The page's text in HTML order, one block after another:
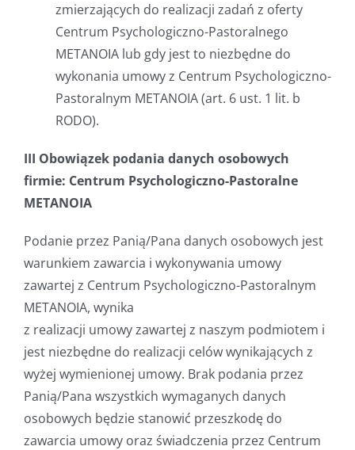
zmierzających do realizacji zadań z oferty
Centrum Psychologiczno-Pastoralnego
METANOIA lub gdy jest to niezbędne do
wykonania umowy z Centrum Psychologiczno-
Pastoralnym METANOIA (art. 6 ust. 1 lit. b
RODO).
III Obowiązek podania danych osobowych
firmie: Centrum Psychologiczno-Pastoralne
METANOIA
Podanie przez Panią/Pana danych osobowych jest
warunkiem zawarcia i wykonywania umowy
zawartej z Centrum Psychologiczno-Pastoralnym
METANOIA, wynika
z realizacji umowy zawartej z naszym podmiotem i
jest niezbędne do realizacji celów wynikających z
wyżej wymienionej umowy. Brak podania przez
Panią/Pana wszystkich wymaganych danych
osobowych będzie stanowić przeszkodę do
zawarcia umowy oraz świadczenia przez Centrum